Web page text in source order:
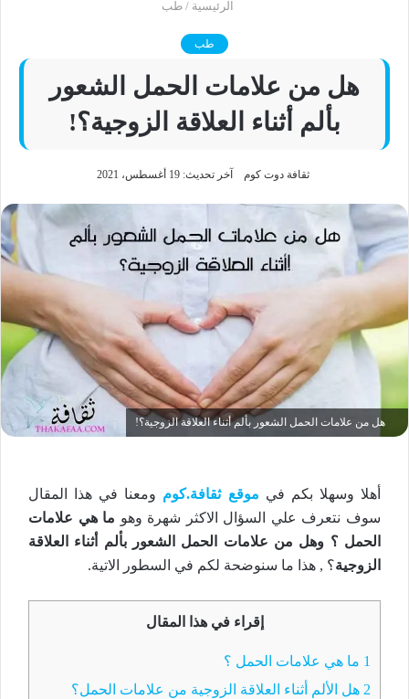
الرئيسية / طب
طب
هل من علامات الحمل الشعور
بألم أثناء العلاقة الزوجية؟!
ثقافة دوت كوم آخر تحديث: 19 أغسطس، 2021
هل من علامات الحمل الشعور بألم أثناء العلاقة الزوجية؟!
أهلا وسهلا بكم في موقع ثقافة.كوم ومعنا في هذا المقال
سوف نتعرف علي السؤال الاكثر شهرة وهو ما هي علامات
الحمل ؟ وهل من علامات الحمل الشعور بألم أثناء العلاقة
الزوجية؟ , هذا ما سنوضحة لكم في السطور الاتية.
إقراء في هذا المقال
1 ما هي علامات الحمل ؟
2 هل الألم أثناء العلاقة الزوجية من علامات الحمل؟